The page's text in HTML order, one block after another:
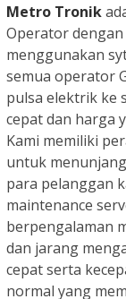
Metro Tronik
Operator
menggunakan
semua operator
pulsa elektrik ke
cepat dan harga
Kami memiliki
untuk
para pelanggan
maintenance
berpengalaman
dan jarang
cepat serta
normal yang